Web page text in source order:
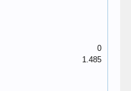
0
1.485